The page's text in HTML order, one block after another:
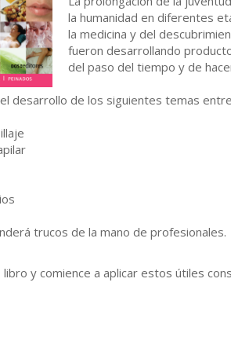
la humanidad en diferentes
la medicina y del
fueron desarrollando
del paso del tiempo y de
desarrollo de los siguientes temas
trucos de la mano de profesionales.
libro y comience a aplicar estos útiles